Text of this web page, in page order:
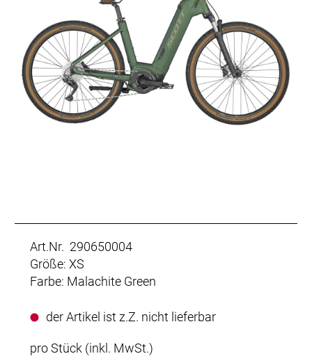
Art.Nr. 290650004
Größe: XS
Farbe: Malachite Green
der Artikel ist z.Z. nicht lieferbar
pro Stück (inkl. MwSt.)